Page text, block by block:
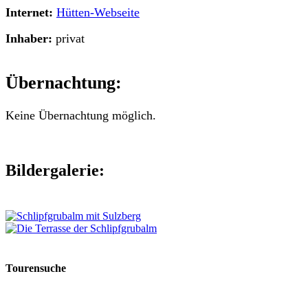
Internet: Hütten-Webseite
Inhaber: privat
Übernachtung:
Keine Übernachtung möglich.
Bildergalerie:
Tourensuche